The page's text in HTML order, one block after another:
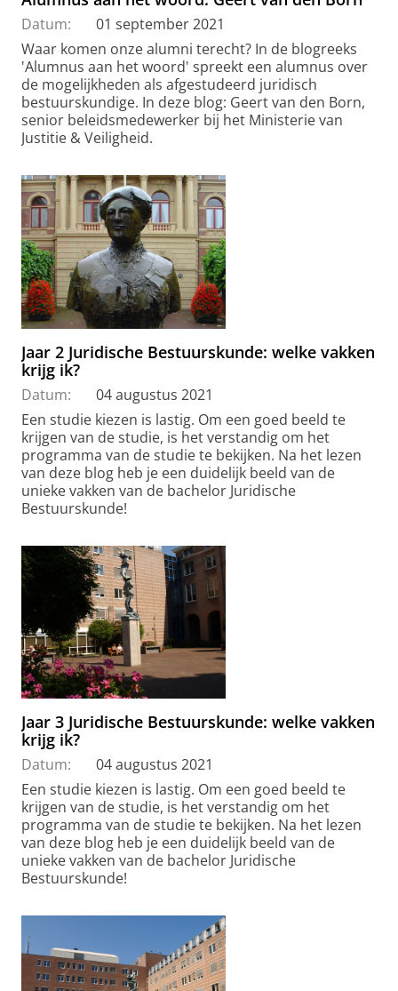
Datum:
01 september 2021
Waar komen onze alumni terecht? In de blogreeks
'Alumnus aan het woord' spreekt een alumnus over
de mogelijkheden als afgestudeerd juridisch
bestuurskundige. In deze blog: Geert van den Born,
senior beleidsmedewerker bij het Ministerie van
Justitie & Veiligheid.
Jaar 2 Juridische Bestuurskunde: welke vakken
krijg ik?
Datum:
04 augustus 2021
Een studie kiezen is lastig. Om een goed beeld te
krijgen van de studie, is het verstandig om het
programma van de studie te bekijken. Na het lezen
van deze blog heb je een duidelijk beeld van de
unieke vakken van de bachelor Juridische
Bestuurskunde!
Jaar 3 Juridische Bestuurskunde: welke vakken
krijg ik?
Datum:
04 augustus 2021
Een studie kiezen is lastig. Om een goed beeld te
krijgen van de studie, is het verstandig om het
programma van de studie te bekijken. Na het lezen
van deze blog heb je een duidelijk beeld van de
unieke vakken van de bachelor Juridische
Bestuurskunde!